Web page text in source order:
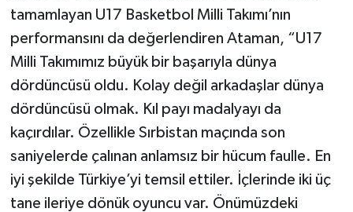
tamamlayan U17 Basketbol Milli Takımı’nın
performansını da değerlendiren Ataman, “U17
Milli Takımımız büyük bir başarıyla dünya
dördüncüsü oldu. Kolay değil arkadaşlar dünya
dördüncüsü olmak. Kıl payı madalyayı da
kaçırdılar. Özellikle Sırbistan maçında son
saniyelerde çalınan anlamsız bir hücum faulle. En
iyi şekilde Türkiye’yi temsil ettiler. İçlerinde iki üç
tane ileriye dönük oyuncu var. Önümüzdeki